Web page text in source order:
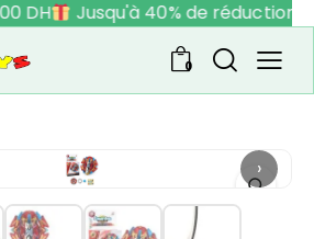
DH Jusqu'à 40% de réduction
0
›